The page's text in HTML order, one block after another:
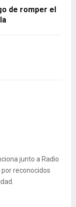
de romper el
junto a Radio
reconocidos